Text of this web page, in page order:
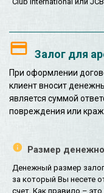
Залог для
При оформлении
клиент вносит
является суммой
повреждения или
Размер
Денежный размер
за который Вы несете
счет. Как правило –